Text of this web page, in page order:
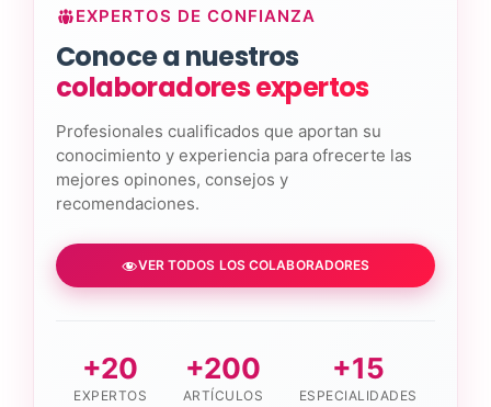
EXPERTOS DE CONFIANZA
Conoce a nuestros
colaboradores expertos
Profesionales cualificados que aportan su
conocimiento y experiencia para ofrecerte las
mejores opinones, consejos y
recomendaciones.
VER TODOS LOS COLABORADORES
+20
EXPERTOS
+200
ARTÍCULOS
+15
ESPECIALIDADES